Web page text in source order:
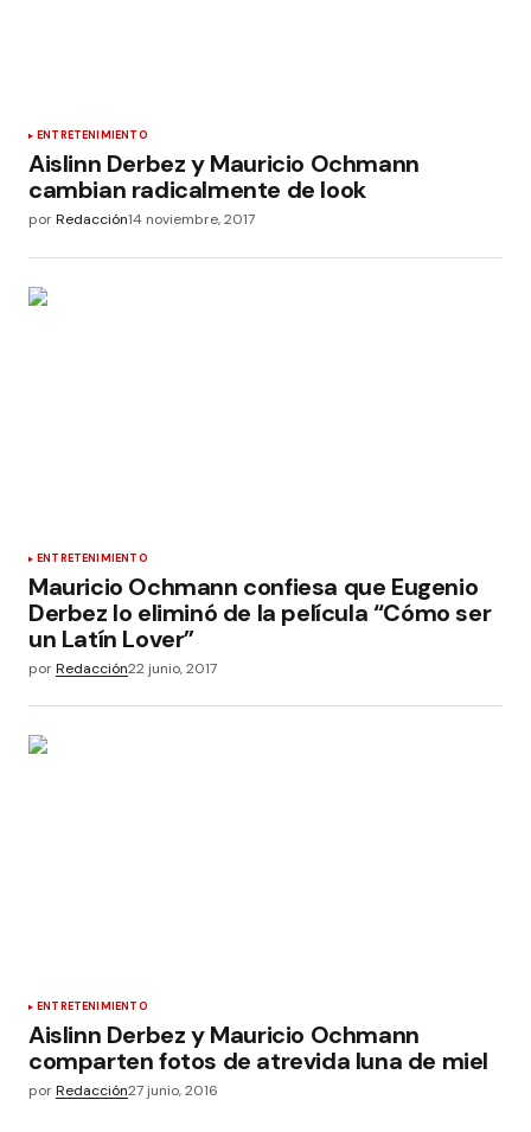
ENTRETENIMIENTO
Aislinn Derbez y Mauricio Ochmann
cambian radicalmente de look
porRedacción14 noviembre, 2017
ENTRETENIMIENTO
Mauricio Ochmann confiesa que Eugenio
Derbez lo eliminó de la película “Cómo ser
un Latín Lover”
porRedacción22 junio, 2017
ENTRETENIMIENTO
Aislinn Derbez y Mauricio Ochmann
comparten fotos de atrevida luna de miel
porRedacción27 junio, 2016